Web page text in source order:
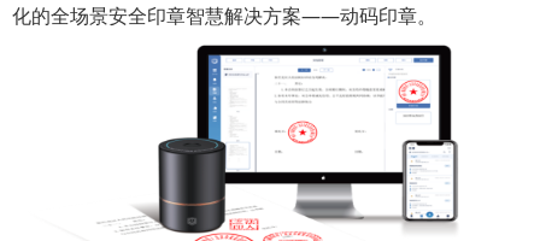
化的全场景安全印章智慧解决方案——动码印章。